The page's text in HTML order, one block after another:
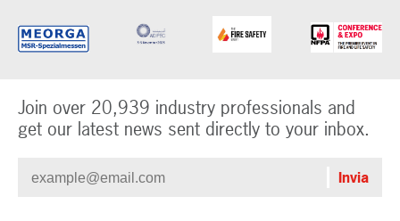
Join over 20,939 industry professionals and
get our latest news sent directly to your inbox.